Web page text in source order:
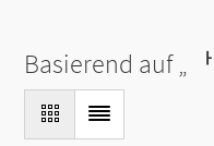
Basierend auf „ ᅡ